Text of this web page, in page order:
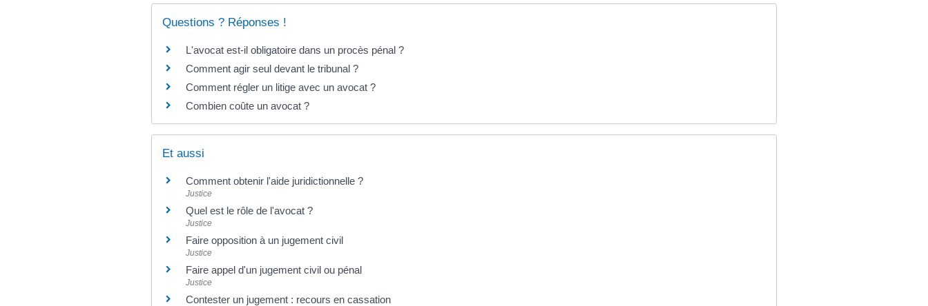
Questions ? Réponses !
L'avocat est-il obligatoire dans un procès pénal ?
Comment agir seul devant le tribunal ?
Comment régler un litige avec un avocat ?
Combien coûte un avocat ?
Et aussi
Comment obtenir l'aide juridictionnelle ?
Justice
Quel est le rôle de l'avocat ?
Justice
Faire opposition à un jugement civil
Justice
Faire appel d'un jugement civil ou pénal
Justice
Contester un jugement : recours en cassation